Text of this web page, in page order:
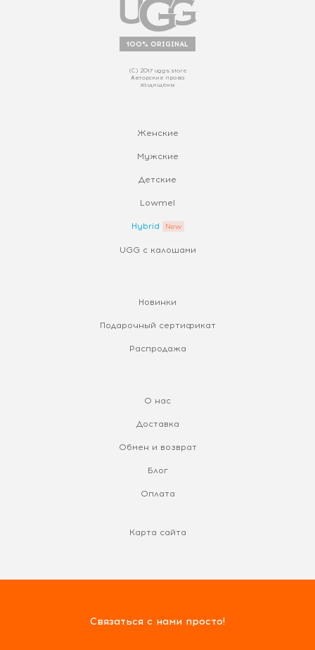
100% ORIGINAL
(С) 2017 uggs.store
Авторские права
защищены
Женские
Мужские
Детские
Lowmel
Hybrid
UGG с калошами
Новинки
Подарочный сертификат
Распродажа
О нас
Доставка
Обмен и возврат
Блог
Оплата
Карта сайта
Связаться с нами просто!